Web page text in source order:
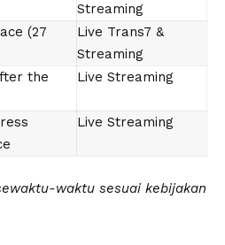
Streaming
(27
Live Trans7 &
Streaming
the
Live Streaming
Live Streaming
waktu sesuai kebijakan